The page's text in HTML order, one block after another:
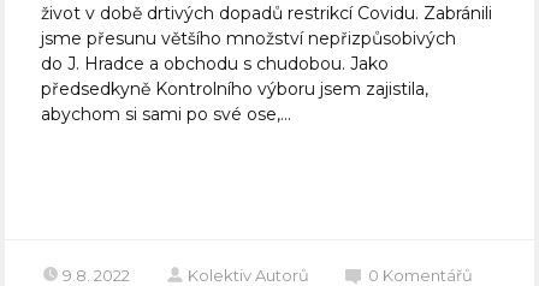
život v době drtivých dopadů restrikcí Covidu. Zabránili
jsme přesunu většího množství nepřizpůsobivých
do J. Hradce a obchodu s chudobou. Jako
předsedkyně Kontrolního výboru jsem zajistila,
abychom si sami po své ose,...
9.8. 2022 Kolektiv Autorů 0 Komentářů